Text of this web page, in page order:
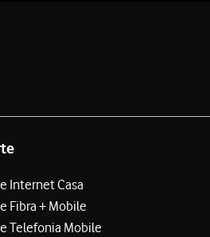
Internet Casa
Fibra + Mobile
Telefonia Mobile